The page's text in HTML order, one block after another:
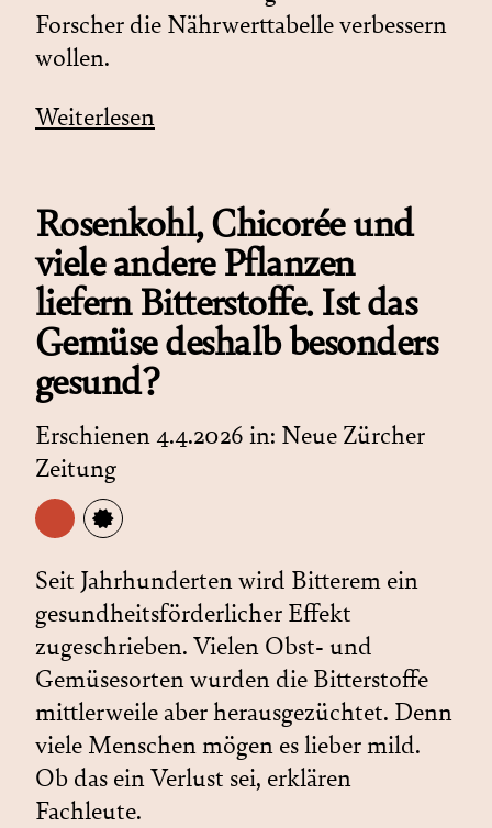
Forscher die Nährwerttabelle verbessern
wollen.
Weiterlesen
Rosenkohl, Chicorée und
viele andere Pflanzen
liefern Bitterstoffe. Ist das
Gemüse deshalb besonders
gesund?
Erschienen 4.4.2026 in: Neue Zürcher
Zeitung
Seit Jahrhunderten wird Bitterem ein
gesundheitsförderlicher Effekt
zugeschrieben. Vielen Obst- und
Gemüsesorten wurden die Bitterstoffe
mittlerweile aber herausgezüchtet. Denn
viele Menschen mögen es lieber mild.
Ob das ein Verlust sei, erklären
Fachleute.